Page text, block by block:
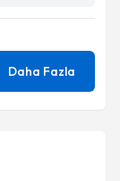
Daha Fazla